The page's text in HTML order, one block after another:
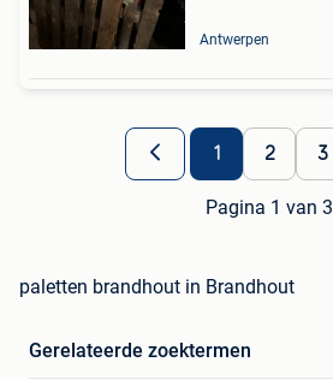
Antwerpen
1 2 3
Pagina 1 van 3
paletten brandhout in Brandhout
Gerelateerde zoektermen